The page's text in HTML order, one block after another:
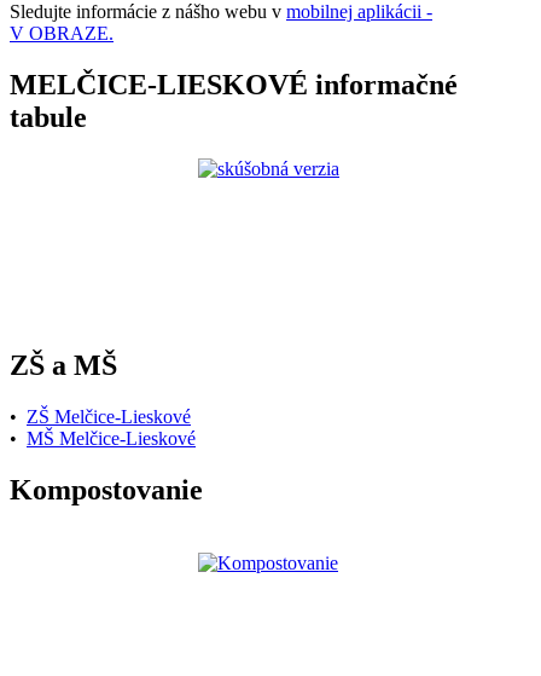
Sledujte informácie z nášho webu v mobilnej aplikácii -
V OBRAZE.
MELČICE-LIESKOVÉ informačné
tabule
ZŠ a MŠ
• ZŠ Melčice-Lieskové
• MŠ Melčice-Lieskové
Kompostovanie